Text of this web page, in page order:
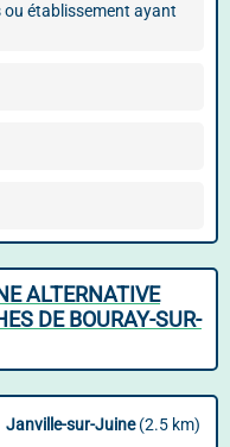
établissement ayant
ALTERNATIVE
DE BOURAY-SUR-
Janville-sur-Juine(2.5 km)